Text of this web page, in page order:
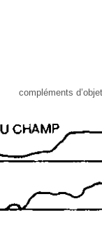
compléments